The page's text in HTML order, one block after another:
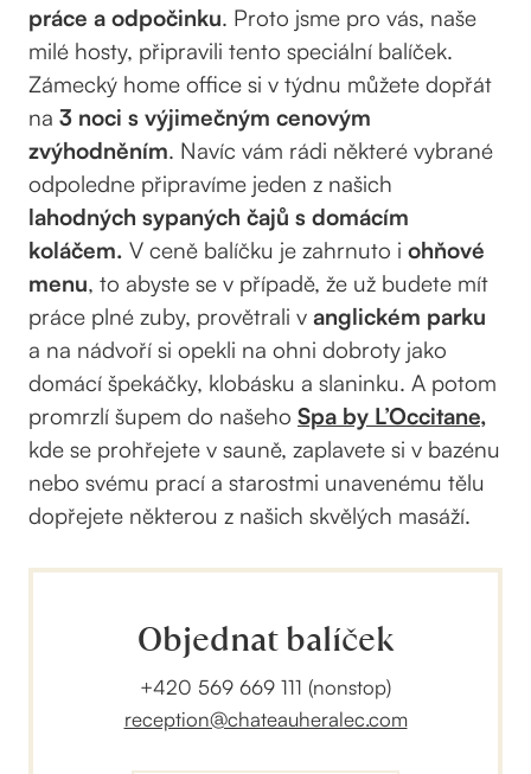
práce a odpočinku. Proto jsme pro vás, naše
milé hosty, připravili tento speciální balíček.
Zámecký home office si v týdnu můžete dopřát
na 3 noci s výjimečným cenovým
zvýhodněním. Navíc vám rádi některé vybrané
odpoledne připravíme jeden z našich
lahodných sypaných čajů s domácím
koláčem. V ceně balíčku je zahrnuto i ohňové
menu, to abyste se v případě, že už budete mít
práce plné zuby, provětrali v anglickém parku
a na nádvoří si opekli na ohni dobroty jako
domácí špekáčky, klobásku a slaninku. A potom
promrzlí šupem do našeho Spa by L’Occitane,
kde se prohřejete v sauně, zaplavete si v bazénu
nebo svému prací a starostmi unavenému tělu
dopřejete některou z našich skvělých masáží.
Objednat balíček
+420 569 669 111 (nonstop)
reception@chateauheralec.com